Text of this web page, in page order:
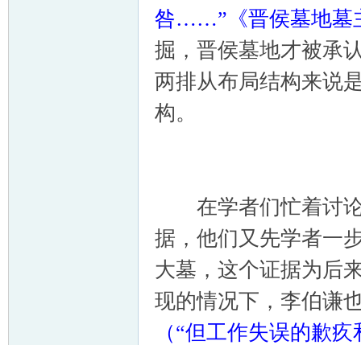
咎……”《晋侯墓地墓
掘，晋侯墓地才被承
两排从布局结构来说
构。
在学者们忙着讨论
据，他们又先学者一
大墓，这个证据为后
现的情况下，李伯谦
（“但工作失误的歉